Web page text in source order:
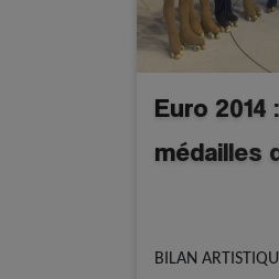
Euro
médailles
BILAN